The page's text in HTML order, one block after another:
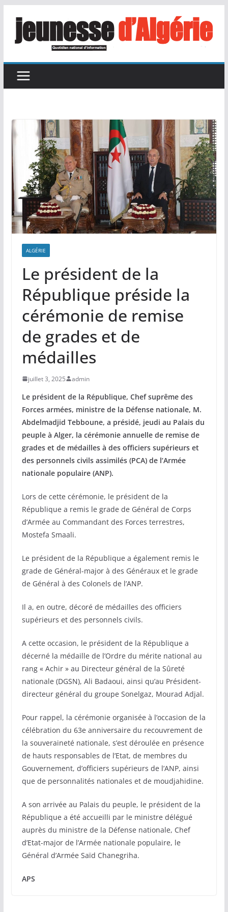
contenu
ALGÉRIE
Le président de la
République préside la
cérémonie de remise
de grades et de
médailles
juillet 3, 2025 admin
Le président de la République, Chef suprême des
Forces armées, ministre de la Défense nationale, M.
Abdelmadjid Tebboune, a présidé, jeudi au Palais du
peuple à Alger, la cérémonie annuelle de remise de
grades et de médailles à des officiers supérieurs et
des personnels civils assimilés (PCA) de l’Armée
nationale populaire (ANP).
Lors de cette cérémonie, le président de la
République a remis le grade de Général de Corps
d’Armée au Commandant des Forces terrestres,
Mostefa Smaali.
Le président de la République a également remis le
grade de Général-major à des Généraux et le grade
de Général à des Colonels de l’ANP.
Il a, en outre, décoré de médailles des officiers
supérieurs et des personnels civils.
A cette occasion, le président de la République a
décerné la médaille de l’Ordre du mérite national au
rang « Achir » au Directeur général de la Sûreté
nationale (DGSN), Ali Badaoui, ainsi qu’au Président-
directeur général du groupe Sonelgaz, Mourad Adjal.
Pour rappel, la cérémonie organisée à l’occasion de la
célébration du 63e anniversaire du recouvrement de
la souveraineté nationale, s’est déroulée en présence
de hauts responsables de l’Etat, de membres du
Gouvernement, d’officiers supérieurs de l’ANP, ainsi
que de personnalités nationales et de moudjahidine.
A son arrivée au Palais du peuple, le président de la
République a été accueilli par le ministre délégué
auprès du ministre de la Défense nationale, Chef
d’Etat-major de l’Armée nationale populaire, le
Général d’Armée Saïd Chanegriha.
APS